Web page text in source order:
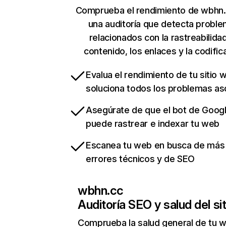
Comprueba el rendimiento de
una auditoría que detecta
relacionados con la
contenido, los enlaces y la
Evalua el rendimiento de tu sitio
soluciona todos los problemas
Asegúrate de que el bot de
puede rastrear e indexar tu web
Escanea tu web en busca de
errores técnicos y de SEO
wbhn.cc
Auditoría SEO y salud del
Comprueba la salud general de tu